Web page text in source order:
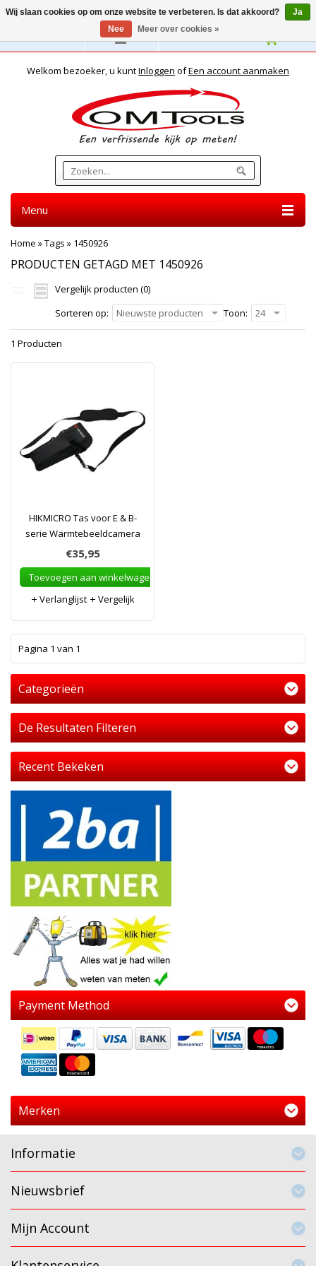
Nederlands
Welkom bezoeker, u kuntInloggen ofEen account aanmaken
Menu
Home »Tags » 1450926
PRODUCTEN GETAGD MET 1450926
Vergelijk producten (0)
Sorteren op:
Nieuwste producten Toon: 24
1 Producten
HIKMICRO Tas voor E & B-
serie Warmtebeeldcamera
€35,95
Toevoegen aan winkelwagen
Verlanglijst
Vergelijk
Pagina 1 van 1
Categorieën
De Resultaten Filteren
Recent Bekeken
Payment Method
Merken
Informatie
Nieuwsbrief
Mijn Account
Wij slaan cookies op om onze website te verbeteren. Is dat akkoord?
Ja
Nee
Meer over cookies »